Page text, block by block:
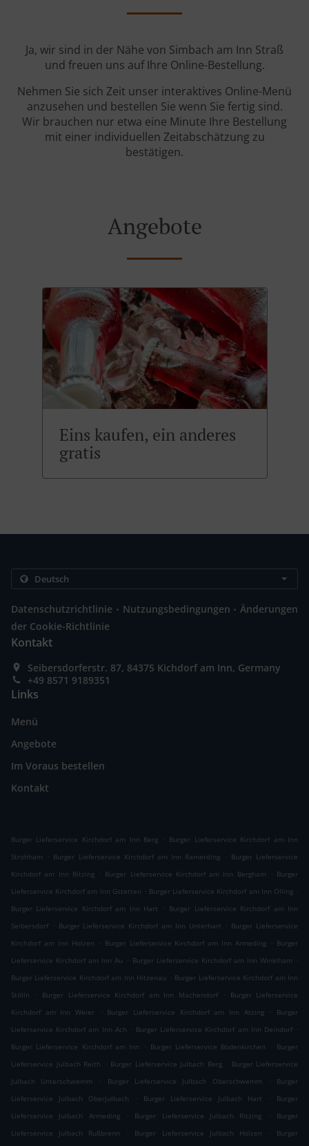
Ja, wir sind in der Nähe von Simbach am Inn Straß
und freuen uns auf Ihre Online-Bestellung.
Nehmen Sie sich Zeit unser interaktives Online-Menü
anzusehen und bestellen Sie wenn Sie fertig sind.
Wir brauchen nur etwa eine Minute Ihre Bestellung
mit einer individuellen Zeitabschätzung zu
bestätigen.
Angebote
Eins kaufen, ein anderes
gratis
Datenschutzrichtlinie . Nutzungsbedingungen . Änderungen
der Cookie-Richtlinie
Kontakt
Seibersdorferstr. 87, 84375 Kichdorf am Inn, Germany
+49 8571 9189351
Links
Menü
Angebote
Im Voraus bestellen
Kontakt
Burger Lieferservice Kirchdorf am Inn Berg . Burger Lieferservice Kirchdorf am Inn
Strohham
. Burger Lieferservice Kirchdorf am Inn Ramerding . Burger Lieferservice
Kirchdorf am Inn Ritzing . Burger Lieferservice Kirchdorf am Inn Bergham . Burger
Lieferservice Kirchdorf am Inn Gstetten . Burger Lieferservice Kirchdorf am Inn Ölling .
Burger Lieferservice Kirchdorf am Inn Hart
. Burger Lieferservice Kirchdorf am Inn
Seibersdorf . Burger Lieferservice Kirchdorf am Inn Unterhart . Burger Lieferservice
Kirchdorf am Inn Holzen
. Burger Lieferservice Kirchdorf am Inn Armeding . Burger
Lieferservice Kirchdorf am Inn Au . Burger Lieferservice Kirchdorf am Inn Winklham .
Burger Lieferservice Kirchdorf am Inn Hitzenau . Burger Lieferservice Kirchdorf am Inn
Stölln
. Burger Lieferservice Kirchdorf am Inn Machendorf .
Burger Lieferservice
Kirchdorf am Inn Weier
. Burger Lieferservice Kirchdorf am Inn Atzing .
Burger
Lieferservice Kirchdorf am Inn Ach . Burger Lieferservice Kirchdorf am Inn Deindorf .
Burger Lieferservice Kirchdorf am Inn
. Burger Lieferservice Bodenkirchen . Burger
Lieferservice Julbach Reith
. Burger Lieferservice Julbach Berg . Burger Lieferservice
Julbach Unterschwemm
. Burger Lieferservice Julbach Oberschwemm .
Burger
Lieferservice Julbach Oberjulbach
. Burger Lieferservice Julbach Hart .
Burger
Lieferservice Julbach Armeding
. Burger Lieferservice Julbach Ritzing .
Burger
Lieferservice Julbach Rußbrenn
. Burger Lieferservice Julbach Holzen .
Burger